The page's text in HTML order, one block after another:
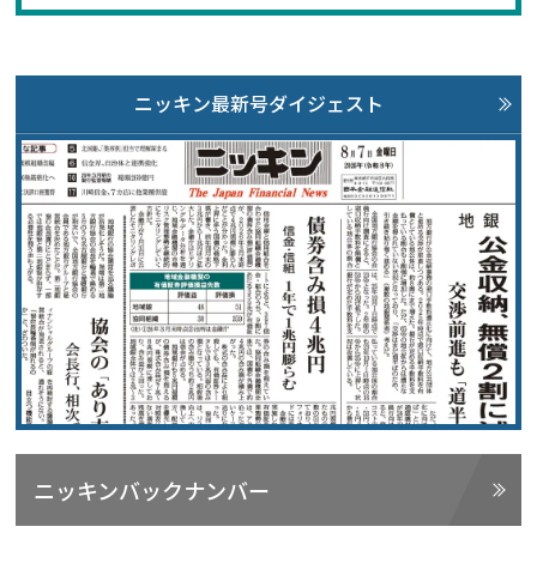
ニッキン最新号ダイジェスト
ニッキンバックナンバー